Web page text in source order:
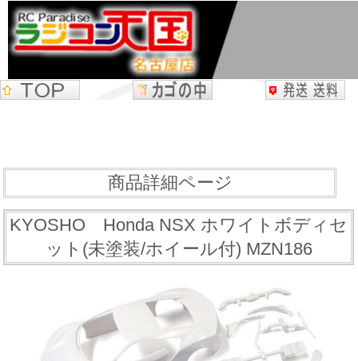
商品詳細ページ
KYOSHO Honda NSX ホワイトボディセ
ット(未塗装/ホイール付) MZN186